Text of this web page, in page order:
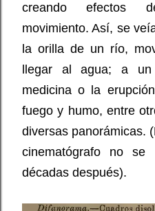
creando efectos
movimiento. Así, se
la orilla de un río,
llegar al agua; a
medicina o la
fuego y humo, entre
diversas panorámicas.
cinematógrafo no se
décadas después).